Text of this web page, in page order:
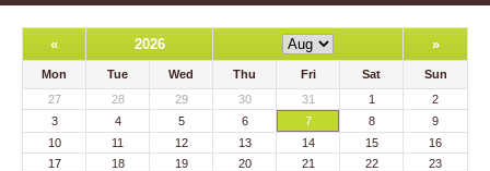
« 2026 »
Mon Tue Wed Thu Fri Sat
Sun
27
28 29 30 31 1
2
3
4 5 6 7 8
9
10
11 12 13 14 15
16
17
18 19 20 21 22
23